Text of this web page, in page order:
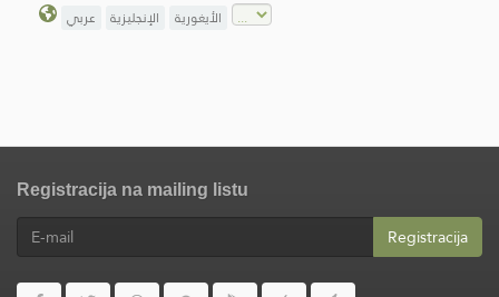
عربي الإنجليزية الأيغورية
Registracija na mailing listu
Registracija